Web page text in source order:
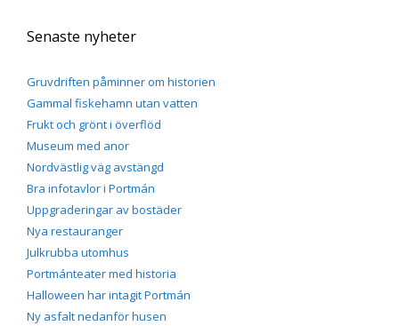
Senaste nyheter
Gruvdriften påminner om historien
Gammal fiskehamn utan vatten
Frukt och grönt i överflöd
Museum med anor
Nordvästlig väg avstängd
Bra infotavlor i Portmán
Uppgraderingar av bostäder
Nya restauranger
Julkrubba utomhus
Portmánteater med historia
Halloween har intagit Portmán
Ny asfalt nedanför husen